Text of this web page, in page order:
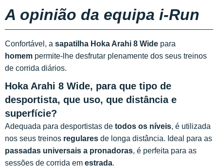
A opinião da equipa i-Run
Confortável, a sapatilha Hoka Arahi 8 Wide para
homem permite-lhe desfrutar plenamente dos seus treinos
de corrida diários.
Hoka Arahi 8 Wide, para que tipo de
desportista, que uso, que distância e
superfície?
Adequada para desportistas de todos os níveis, é utilizada
nos seus treinos regulares de longa distância. Ideal para as
passadas universais a pronadoras, é perfeita para as
sessões de corrida em estrada.